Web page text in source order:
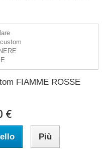
FIAMME ROSSE
€
Più